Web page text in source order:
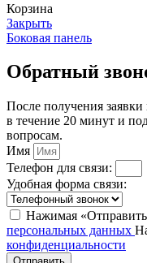
Корзина
Закрыть
Боковая панель
Обратный
После получения
в течение 20 минут и
вопросам.
Имя
Телефон для связи:
Удобная форма связи:
Нажимая
персональных данных
конфиденциальности